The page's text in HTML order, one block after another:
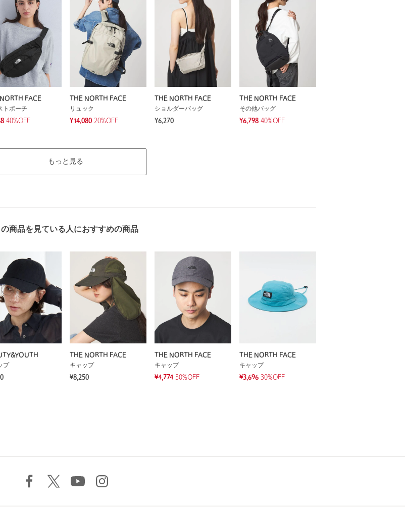
FACE
トポーチ
40%OFF
THE NORTH FACE
リュック
¥14,080 20%OFF
THE NORTH FACE
ショルダーバッグ
¥6,270
THE NORTH FACE
その他バッグ
¥6,798 40%OFF
もっと見る
の商品を見ている人におすすめの商品
プ
THE NORTH FACE
キャップ
¥8,250
THE NORTH FACE
キャップ
¥4,774 30%OFF
THE NORTH FACE
キャップ
¥3,696 30%OFF